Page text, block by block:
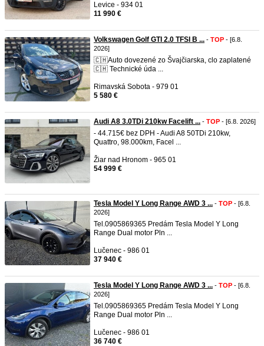
Levice - 934 01
11 990 €
Volkswagen Golf GTI 2.0 TFSI B ... - TOP - [6.8.
2026]
🇨🇭Auto dovezené zo Švajčiarska, clo zaplatené
🇨🇭 Technické úda ...
Rimavská Sobota - 979 01
5 580 €
Audi A8 3.0TDi 210kw Facelift ... - TOP - [6.8. 2026]
- 44.715€ bez DPH - Audi A8 50TDi 210kw,
Quattro, 98.000km, Facel ...
Žiar nad Hronom - 965 01
54 999 €
Tesla Model Y Long Range AWD 3 ... - TOP - [6.8.
2026]
Tel.0905869365 Predám Tesla Model Y Long
Range Dual motor Pln ...
Lučenec - 986 01
37 940 €
Tesla Model Y Long Range AWD 3 ... - TOP - [6.8.
2026]
Tel.0905869365 Predám Tesla Model Y Long
Range Dual motor Pln ...
Lučenec - 986 01
36 740 €